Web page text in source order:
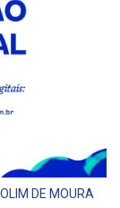
DE MOURA